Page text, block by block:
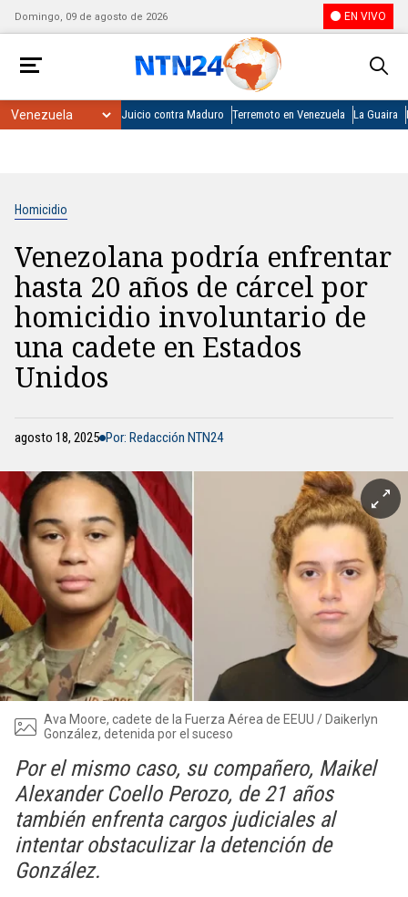
Domingo, 09 de agosto de 2026 EN VIVO
Juicio contra Maduro Terremoto en Venezuela La Guaira
Homicidio
Venezolana podría enfrentar
hasta 20 años de cárcel por
homicidio involuntario de
una cadete en Estados
Unidos
agosto 18, 2025 Por: Redacción NTN24
Ava Moore, cadete de la Fuerza Aérea de EEUU / Daikerlyn
González, detenida por el suceso
Por el mismo caso, su compañero, Maikel
Alexander Coello Perozo, de 21 años
también enfrenta cargos judiciales al
intentar obstaculizar la detención de
González.